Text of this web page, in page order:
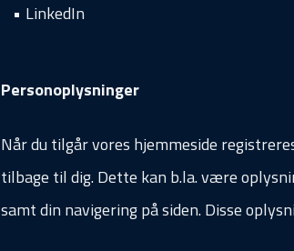
LinkedIn
Personoplysninger
Når du tilgår vores hjemmeside
tilbage til dig. Dette kan b.la. være
samt din navigering på siden. Disse